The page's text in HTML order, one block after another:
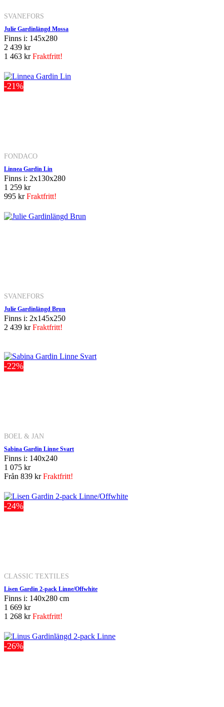
SVANEFORS
Julie Gardinlängd Mossa
Finns i: 145x280
2 439 kr
1 463 krFraktfritt!
-21%
FONDACO
Linnea Gardin Lin
Finns i: 2x130x280
1 259 kr
995 krFraktfritt!
SVANEFORS
Julie Gardinlängd Brun
Finns i: 2x145x250
2 439 krFraktfritt!
-22%
BOEL & JAN
Sabina Gardin Linne Svart
Finns i: 140x240
1 075 kr
Från 839 krFraktfritt!
-24%
CLASSIC TEXTILES
Lisen Gardin 2-pack Linne/Offwhite
Finns i: 140x280 cm
1 669 kr
1 268 krFraktfritt!
-26%